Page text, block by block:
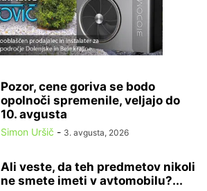
Pozor, cene goriva se bodo
opolnoči spremenile, veljajo do
10. avgusta
Simon Uršič - 3. avgusta, 2026
Ali veste, da teh predmetov nikoli
ne smete imeti v avtomobilu?...